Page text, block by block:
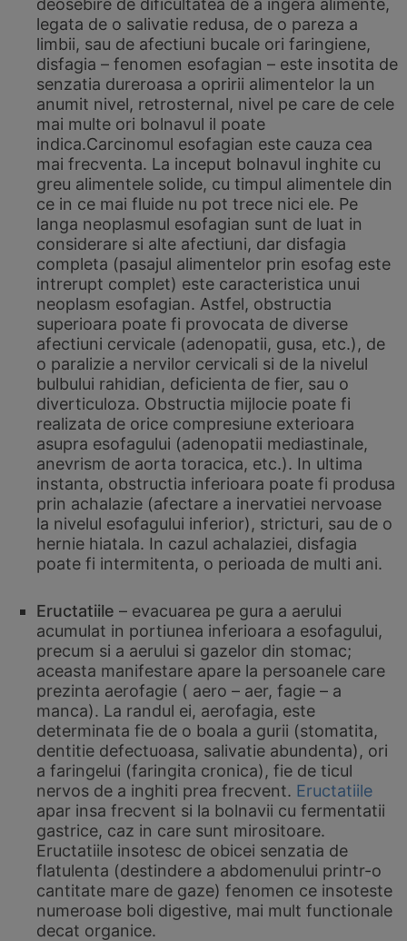
deosebire de dificultatea de a ingera alimente,
legata de o salivatie redusa, de o pareza a
limbii, sau de afectiuni bucale ori faringiene,
disfagia – fenomen esofagian – este insotita de
senzatia dureroasa a opririi alimentelor la un
anumit nivel, retrosternal, nivel pe care de cele
mai multe ori bolnavul il poate
indica.Carcinomul esofagian este cauza cea
mai frecventa. La inceput bolnavul inghite cu
greu alimentele solide, cu timpul alimentele din
ce in ce mai fluide nu pot trece nici ele. Pe
langa neoplasmul esofagian sunt de luat in
considerare si alte afectiuni, dar disfagia
completa (pasajul alimentelor prin esofag este
intrerupt complet) este caracteristica unui
neoplasm esofagian. Astfel, obstructia
superioara poate fi provocata de diverse
afectiuni cervicale (adenopatii, gusa, etc.), de
o paralizie a nervilor cervicali si de la nivelul
bulbului rahidian, deficienta de fier, sau o
diverticuloza. Obstructia mijlocie poate fi
realizata de orice compresiune exterioara
asupra esofagului (adenopatii mediastinale,
anevrism de aorta toracica, etc.). In ultima
instanta, obstructia inferioara poate fi produsa
prin achalazie (afectare a inervatiei nervoase
la nivelul esofagului inferior), stricturi, sau de o
hernie hiatala. In cazul achalaziei, disfagia
poate fi intermitenta, o perioada de multi ani.
Eructatiile – evacuarea pe gura a aerului
acumulat in portiunea inferioara a esofagului,
precum si a aerului si gazelor din stomac;
aceasta manifestare apare la persoanele care
prezinta aerofagie ( aero – aer, fagie – a
manca). La randul ei, aerofagia, este
determinata fie de o boala a gurii (stomatita,
dentitie defectuoasa, salivatie abundenta), ori
a faringelui (faringita cronica), fie de ticul
nervos de a inghiti prea frecvent. Eructatiile
apar insa frecvent si la bolnavii cu fermentatii
gastrice, caz in care sunt mirositoare.
Eructatiile insotesc de obicei senzatia de
flatulenta (destindere a abdomenului printr-o
cantitate mare de gaze) fenomen ce insoteste
numeroase boli digestive, mai mult functionale
decat organice.